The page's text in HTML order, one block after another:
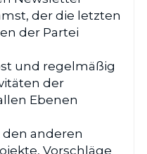
der die letzten
der Partei
und regelmäßig
der
Ebenen
anderen
Vorschläge